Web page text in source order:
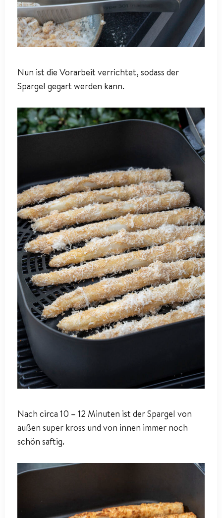
Nun ist die Vorarbeit verrichtet, sodass der
Spargel gegart werden kann.
Nach circa 10 – 12 Minuten ist der Spargel von
außen super kross und von innen immer noch
schön saftig.